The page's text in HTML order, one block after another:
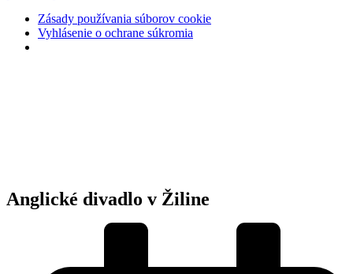
Zásady používania súborov cookie
Vyhlásenie o ochrane súkromia
Anglické divadlo v Žiline